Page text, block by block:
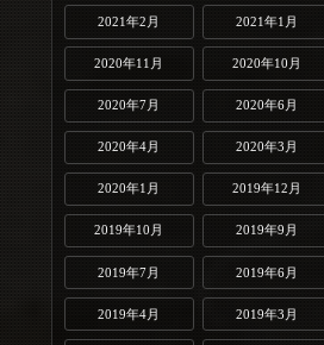
2021年2月 2021年1月
2020年11月 2020年10月
2020年7月 2020年6月
2020年4月 2020年3月
2020年1月 2019年12月
2019年10月 2019年9月
2019年7月 2019年6月
2019年4月 2019年3月